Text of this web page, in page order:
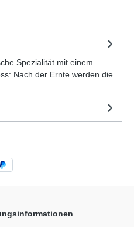
Spezialität mit einem
Nach der Ernte werden die